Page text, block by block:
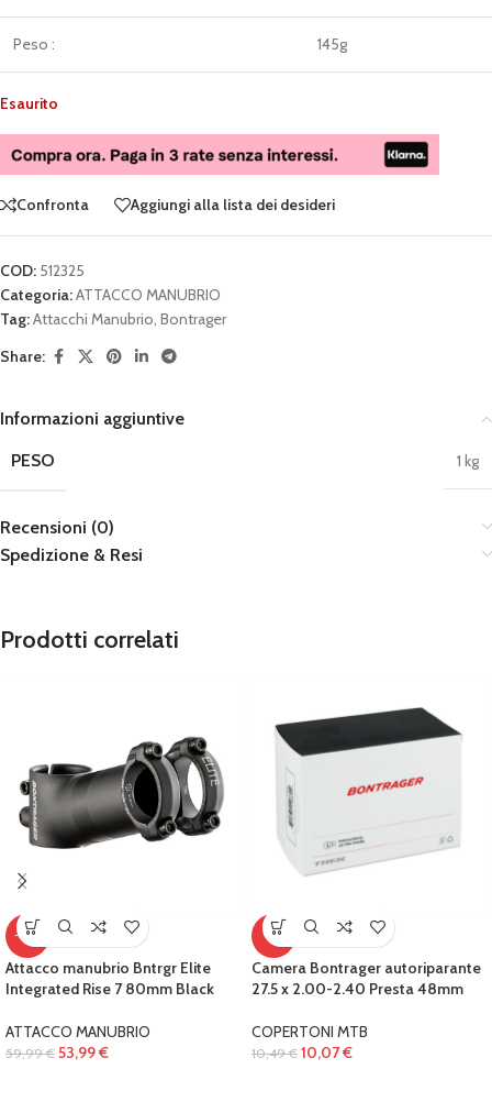
Peso : 145g
Esaurito
Confronta Aggiungi alla lista dei desideri
COD: 512325
Categoria:ATTACCO MANUBRIO
Tag:Attacchi Manubrio Bontrager
Share:
Informazioni aggiuntive
PESO
1 kg
Recensioni (0)
Spedizione & Resi
Prodotti correlati
-10%
Attacco manubrio Bntrgr Elite
Integrated Rise 7 80mm Black
ATTACCO MANUBRIO
59,99€ 53,99€
-4%
Camera Bontrager autoriparante
27.5 x 2.00-2.40 Presta 48mm
COPERTONI MTB
10,49€ 10,07€